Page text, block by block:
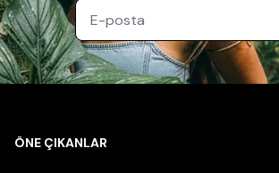
ÖNE ÇIKANLAR